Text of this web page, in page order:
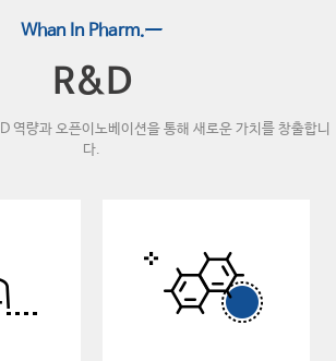
Whan In Pharm.
R&D
역량과 오픈이노베이션을 통해 새로운 가치를 창출합니
다.